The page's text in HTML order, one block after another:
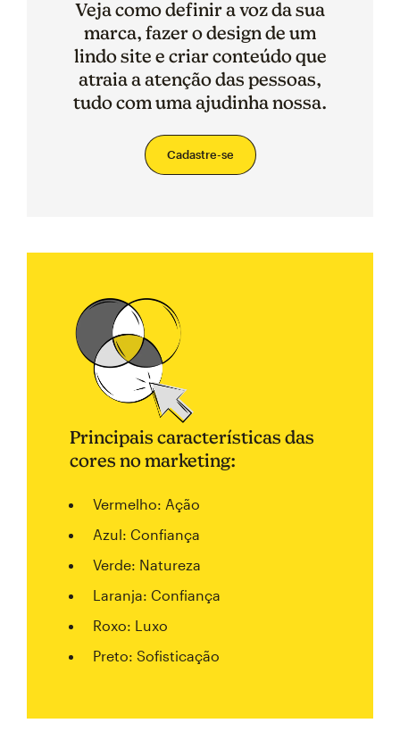
Veja como definir a voz da sua
marca, fazer o design de um
lindo site e criar conteúdo que
atraia a atenção das pessoas,
tudo com uma ajudinha nossa.
Cadastre-se
Principais características das
cores no marketing:
Vermelho: Ação
Azul: Confiança
Verde: Natureza
Laranja: Confiança
Roxo: Luxo
Preto: Sofisticação